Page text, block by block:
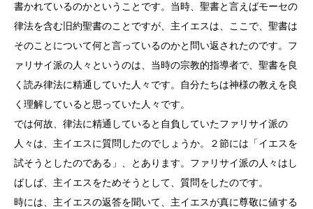
書かれているのかということです。当時、聖書と言えばモーセの
律法を含む旧約聖書のことですが、主イエスは、ここで、聖書は
そのことについて何と言っているのかと問い返されたのです。フ
ァリサイ派の人々というのは、当時の宗教的指導者で、聖書を良
く読み律法に精通していた人々です。自分たちは神様の教えを良
く理解していると思っていた人々です。
では何故、律法に精通していると自負していたファリサイ派の
人々は、主イエスに質問したのでしょうか。２節には「イエスを
試そうとしたのである」、とあります。ファリサイ派の人々はし
ばしば、主イエスをためそうとして、質問をしたのです。
時には、主イエスの返答を聞いて、主イエスが真に尊敬に値する